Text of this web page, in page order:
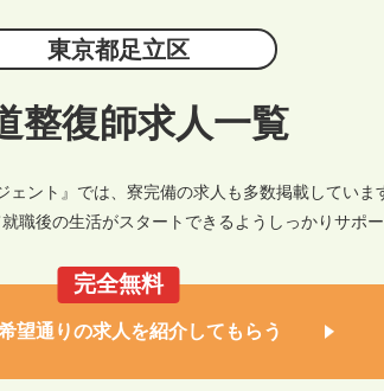
東京都足立区
整復師求人一覧
ェント』では、寮完備の求人も多数掲載していま
職後の生活がスタートできるようしっかりサポー
完全無料
望通りの求人を紹介してもらう